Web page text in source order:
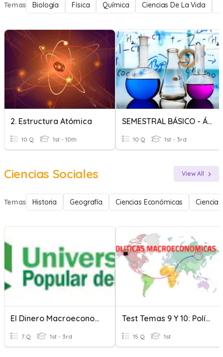
Temas Biología Física Química Ciencias De La Vida
2. Estructura Atómica
10 Q 1st - 10th
SEMESTRAL BÁSICO - ÁTOMO Y CONFIGURACIÓN ELECTRÓNICA
10 Q 1st - 3rd
Ciencias Sociales View All
Temas Historia Geografía Ciencias Económicas Ciencia
El Dinero Macroeconomia
7 Q 1st - 3rd
Test Temas 9 Y 10: Políticas Macroeconómicas
15 Q 1st